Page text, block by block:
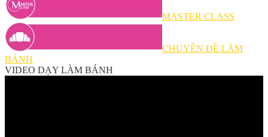
MASTER CLASS
CHUYÊN ĐỀ LÀM
BÁNH
VIDEO DẠY LÀM BÁNH